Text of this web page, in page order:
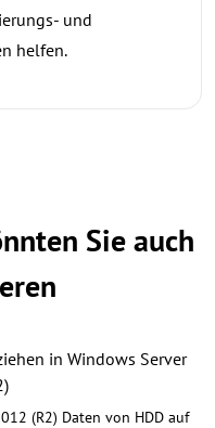
und
helfen.
Sie auch
in Windows Server
(R2) Daten von HDD auf